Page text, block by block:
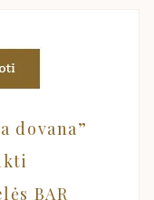
dovana”
BAR